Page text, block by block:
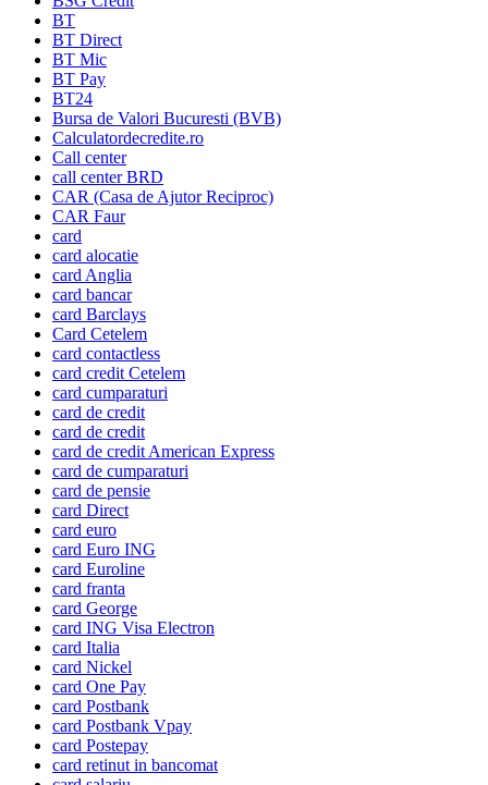
BT
BT Direct
BT Mic
BT Pay
BT24
Bursa de Valori Bucuresti (BVB)
Calculatordecredite.ro
Call center
call center BRD
CAR (Casa de Ajutor Reciproc)
CAR Faur
card
card alocatie
card Anglia
card bancar
card Barclays
Card Cetelem
card contactless
card credit Cetelem
card cumparaturi
card de credit
card de credit
card de credit American Express
card de cumparaturi
card de pensie
card Direct
card euro
card Euro ING
card Euroline
card franta
card George
card ING Visa Electron
card Italia
card Nickel
card One Pay
card Postbank
card Postbank Vpay
card Postepay
card retinut in bancomat